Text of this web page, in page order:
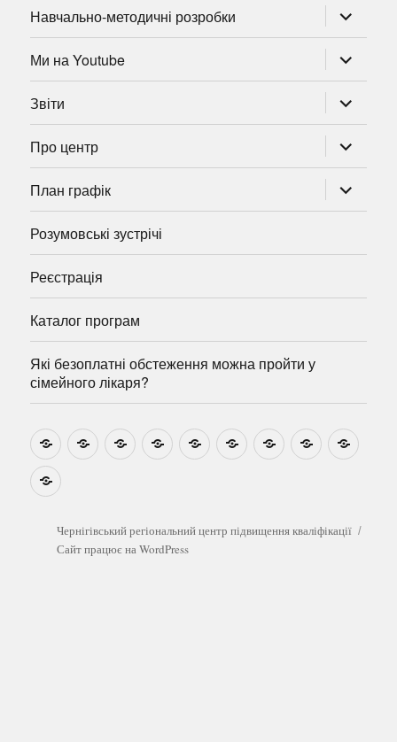
Навчально-методичні розробки
підменю
Ми на Youtube
підменю
Звіти
підменю
Про центр
підменю
План графік
підменю
Розумовські зустрічі
Реєстрація
Каталог програм
Які безоплатні обстеження можна пройти у
сімейного лікаря?
НовиниНавчально-
методичні
Ми
на
Звіти Про
центр
План
графік
Розумовські
зустрічі
Реєстрація
Які
безоплатні
можна
пройти
у
Чернігівський регіональний центр підвищення кваліфікації
Сайт працює на WordPress